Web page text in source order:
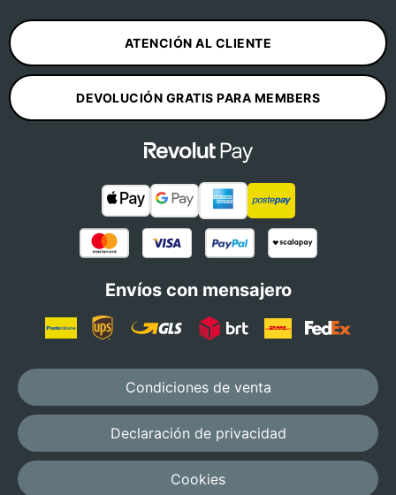
ATENCIÓN AL CLIENTE
DEVOLUCIÓN GRATIS PARA MEMBERS
Envíos con mensajero
Condiciones de venta
Declaración de privacidad
Cookies